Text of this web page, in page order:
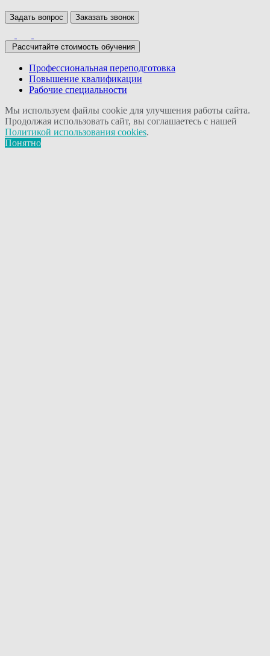
Задать вопрос Заказать звонок
Рассчитайте стоимость обучения
Профессиональная переподготовка
Повышение квалификации
Рабочие специальности
Мы используем файлы cookie для улучшения работы сайта.
Продолжая использовать сайт, вы соглашаетесь с нашей
Политикой использования cookies.
Понятно